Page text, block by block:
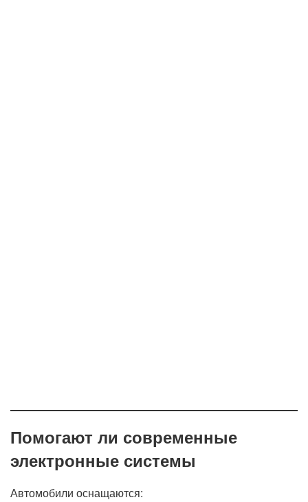
Помогают ли современные
электронные системы
Автомобили оснащаются: